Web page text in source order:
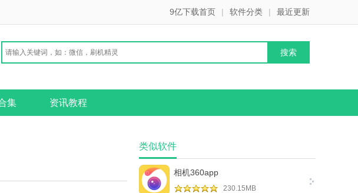
9亿下载首页 | 软件分类 | 最近更新
集 资讯教程
类似软件
相机360app
230.15MB